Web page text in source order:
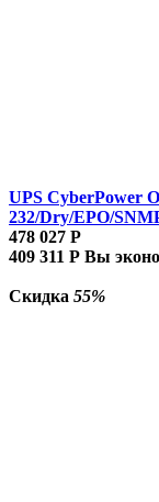
UPS CyberPower
232/Dry/EPO/
478 027 Р
409 311 Р Вы
Скидка 55%